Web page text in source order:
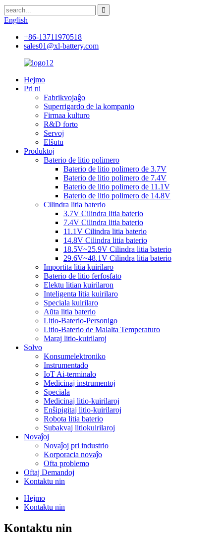
English
+86-13711970518
sales01@xl-battery.com
Hejmo
Pri ni
Fabrikvojaĝo
Superrigardo de la kompanio
Firmaa kulturo
R&D forto
Servoj
Elŝutu
Produktoj
Baterio de litio polimero
Baterio de litio polimero de 3.7V
Baterio de litio polimero de 7.4V
Baterio de litio polimero de 11.1V
Baterio de litio polimero de 14.8V
Cilindra litia baterio
3.7V Cilindra litia baterio
7.4V Cilindra litia baterio
11.1V Cilindra litia baterio
14.8V Cilindra litia baterio
18.5V~25.9V Cilindra litia baterio
29.6V~48.1V Cilindra litia baterio
Importita litia kuirilaro
Baterio de litio ferfosfato
Elektu litian kuirilaron
Inteligenta litia kuirilaro
Speciala kuirilaro
Aŭta litia baterio
Litio-Baterio-Personigo
Litio-Baterio de Malalta Temperaturo
Maraj litio-kuirilaroj
Solvo
Konsumelektroniko
Instrumentado
IoT Ai-terminalo
Medicinaj instrumentoj
Speciala
Medicinaj litio-kuirilaroj
Enŝipigitaj litio-kuirilaroj
Robota litia baterio
Subakvaj litiokuirilaroj
Novaĵoj
Novaĵoj pri industrio
Korporacia novaĵo
Ofta problemo
Oftaj Demandoj
Kontaktu nin
Hejmo
Kontaktu nin
Kontaktu nin